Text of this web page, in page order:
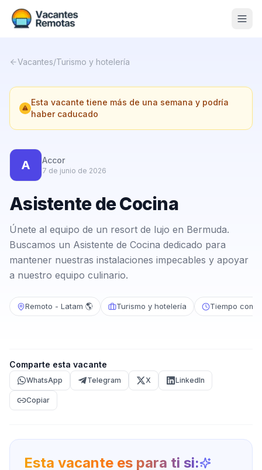
Nosotros
Contacto
Calculadora Freelance
Vacantes/Turismo y hotelería
Esta vacante tiene más de una semana y podría
haber caducado
A Accor
7 de junio de 2026
Asistente de Cocina
Únete al equipo de un resort de lujo en Bermuda.
Buscamos un Asistente de Cocina dedicado para
mantener nuestras instalaciones impecables y apoyar
a nuestro equipo culinario.
Remoto - Latam 🌎 Turismo y hotelería Tiempo
Comparte esta vacante
WhatsApp Telegram X LinkedIn
Copiar
Esta vacante es para ti si: